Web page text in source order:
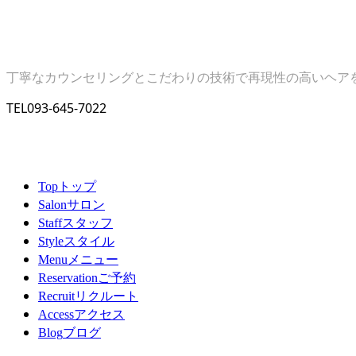
丁寧なカウンセリングとこだわりの技術で再現性の高いヘア
TEL093-645-7022
Top トップ
Salonサロン
Staffスタッフ
Styleスタイル
Menuメニュー
Reservationご予約
Recruitリクルート
Accessアクセス
Blogブログ